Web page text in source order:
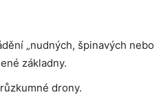
„nudných, špinavých nebo
základny.
drony.